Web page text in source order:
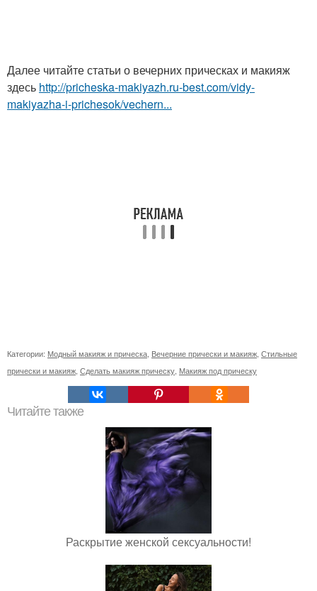
Далее читайте статьи о вечерних прическах и макияж
здесь http://pricheska-makiyazh.ru-best.com/vidy-
makiyazha-i-prichesok/vechern...
Категории: Модный макияж и прическа Вечерние прически и макияж Стильные
прически и макияж Сделать макияж прическу Макияж под прическу
Читайте также
Раскрытие женской сексуальности!